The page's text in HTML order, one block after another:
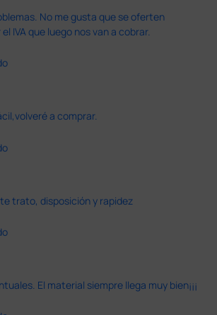
No me gusta que se oferten
IVA que luego nos van a cobrar.
a comprar.
trato, disposición y rapidez
El material siempre llega muy bien¡¡¡